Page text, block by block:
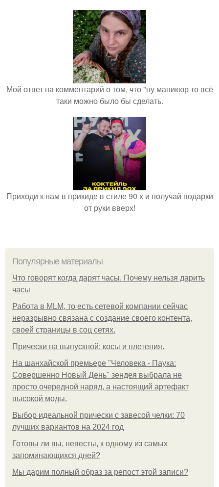
Мой ответ на комментарий о том, что "ну маникюр то всё
таки можно было бы сделать.
Приходи к нам в прикиде в стиле 90 х и получай подарки
от руки вверх!
Популярные материалы
Что говорят когда дарят часы. Почему нельзя дарить
часы
Работа в MLM, то есть сетевой компании сейчас
неразрывно связана с создание своего контента,
своей страницы в соц сетях.
Прически на выпускной: косы и плетения.
На шанхайской премьере "Человека - Паука:
Совершенно Новый День" зендея выбрала не
просто очередной наряд, а настоящий артефакт
высокой моды.
Выбор идеальной прически с завесой челки: 70
лучших вариантов на 2024 год
Готовы ли вы, невесты, к одному из самых
запоминающихся дней?
Мы дарим полный образ за репост этой записи?